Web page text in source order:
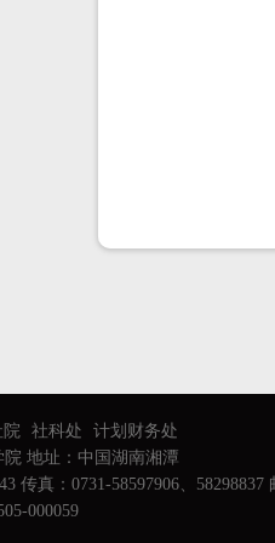
院 社科处
计划财务处
院 地址：中国湖南湘潭
传真：0731-58597906、58298837
000059